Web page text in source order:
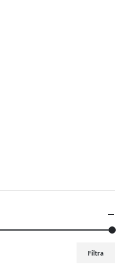
Filtra